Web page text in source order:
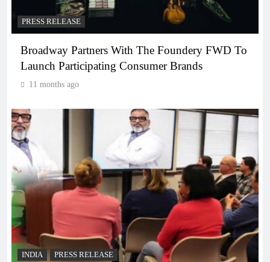
PRESS RELEASE
Broadway Partners With The Foundery FWD To
Launch Participating Consumer Brands
11 months ago
INDIA PRESS RELEASE